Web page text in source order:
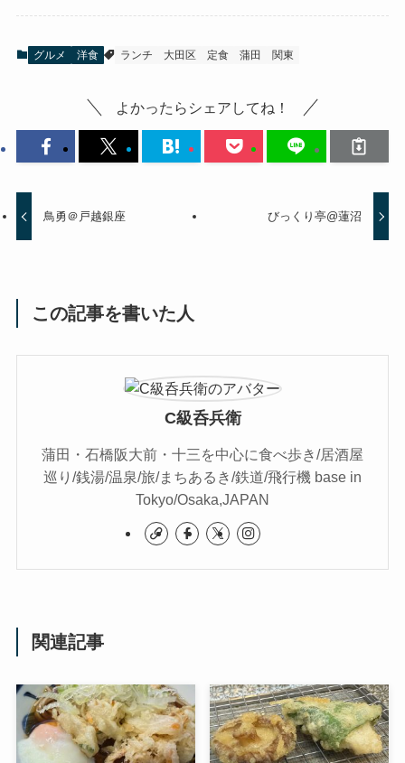
グルメ 洋食 ランチ 大田区 定食 蒲田 関東
よかったらシェアしてね！
鳥勇＠戸越銀座 びっくり亭@蓮沼
この記事を書いた人
C級呑兵衛
蒲田・石橋阪大前・十三を中心に食べ歩き/居酒屋
巡り/銭湯/温泉/旅/まちあるき/鉄道/飛行機 base in
Tokyo/Osaka,JAPAN
関連記事